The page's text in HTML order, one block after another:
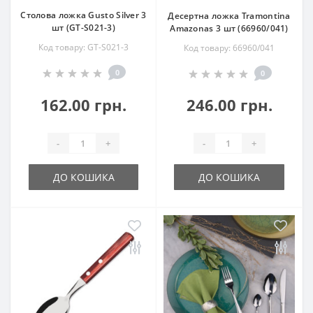
Столова ложка Gusto Silver 3
шт (GT-S021-3)
Код товару: GT-S021-3
0
162.00 грн.
- +
ДО КОШИКА
Десертна ложка Tramontina
Amazonas 3 шт (66960/041)
Код товару: 66960/041
0
246.00 грн.
- +
ДО КОШИКА